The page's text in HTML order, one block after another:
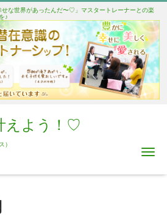
な世界があったんだ〜♡」マスタートレーナーとの楽
♪
えよう！♡
）